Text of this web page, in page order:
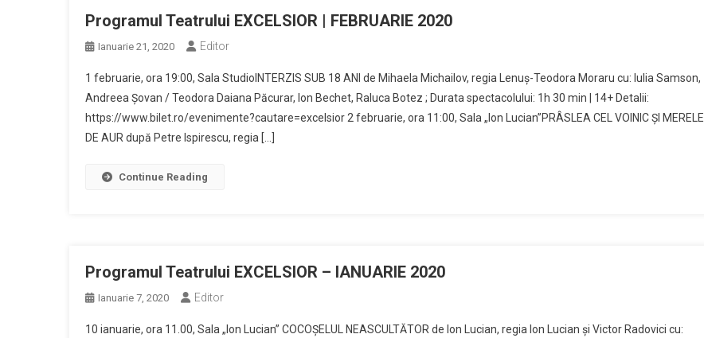
Programul Teatrului EXCELSIOR | FEBRUARIE 2020
Ianuarie 21, 2020 Editor
1 februarie, ora 19:00, Sala StudioINTERZIS SUB 18 ANI de Mihaela Michailov, regia Lenuș-Teodora Moraru cu: Iulia Samson,
Andreea Șovan / Teodora Daiana Păcurar, Ion Bechet, Raluca Botez ; Durata spectacolului: 1h 30 min | 14+ Detalii:
https://www.bilet.ro/evenimente?cautare=excelsior 2 februarie, ora 11:00, Sala „Ion Lucian”PRÂSLEA CEL VOINIC ȘI MERELE
DE AUR după Petre Ispirescu, regia […]
Continue Reading
Programul Teatrului EXCELSIOR – IANUARIE 2020
Ianuarie 7, 2020 Editor
10 ianuarie, ora 11.00, Sala „Ion Lucian” COCOȘELUL NEASCULTĂTOR de Ion Lucian, regia Ion Lucian și Victor Radovici cu: